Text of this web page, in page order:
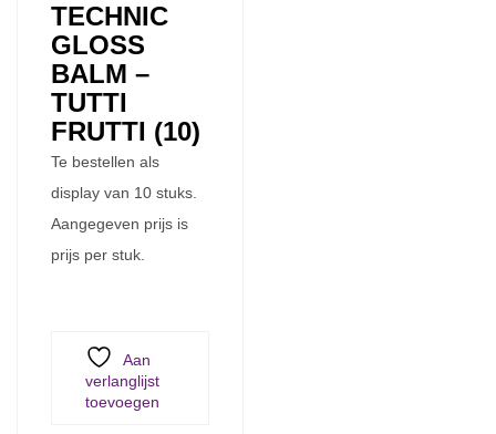
TECHNIC
GLOSS
BALM –
TUTTI
FRUTTI (10)
Te bestellen als
display van 10 stuks.
Aangegeven prijs is
prijs per stuk.
Aan
verlanglijst
toevoegen